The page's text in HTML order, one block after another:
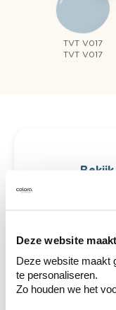
Deze website
Deze website maakt
te personaliseren.
Zo houden we het
TVT V017
TVT V017
Ontdek er
te verfijnen.
Krijg
combineren.